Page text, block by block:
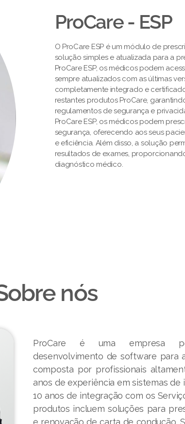
ProCare - ESP
O ProCare ESP é um módulo de
solução simples e atualizada para a
ProCare ESP, os médicos podem
sempre atualizados com as últimas
completamente integrado e
restantes produtos ProCare,
regulamentos de segurança e
ProCare ESP, os médicos podem
segurança, oferecendo aos seus
e eficiência. Além disso, a solução
resultados de exames,
diagnóstico médico.
nós
ProCare é uma empresa
desenvolvimento de software para
composta por profissionais
anos de experiência em sistemas
10 anos de integração com os
produtos incluem soluções para
e renovação de carta de condução.